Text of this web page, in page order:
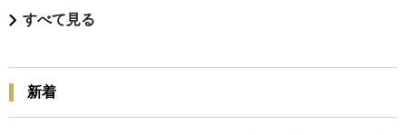
すべて見る
新着